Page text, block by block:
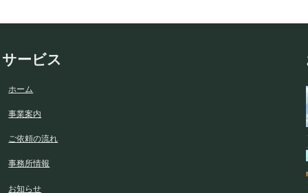
サービス
ホーム
事業案内
ご依頼の流れ
事務所情報
お知らせ